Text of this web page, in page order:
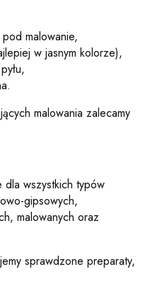
malowanie,
w jasnym kolorze),
malowania zalecamy
dla wszystkich typów
gipsowych,
malowanych oraz
sprawdzone preparaty,